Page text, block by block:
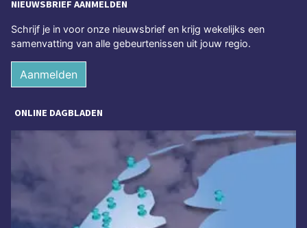
NIEUWSBRIEF AANMELDEN
Schrijf je in voor onze nieuwsbrief en krijg wekelijks een
samenvatting van alle gebeurtenissen uit jouw regio.
Aanmelden
ONLINE DAGBLADEN